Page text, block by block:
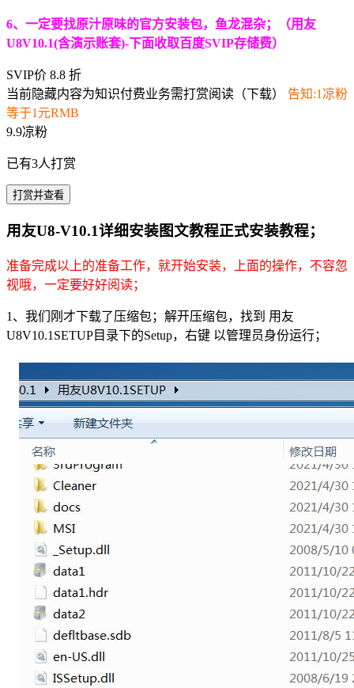
6、一定要找原汁原味的官方安装包，鱼龙混杂；（用友
U8V10.1(含演示账套)-下面收取百度SVIP存储费）
SVIP价 8.8 折
当前隐藏内容为知识付费业务需打赏阅读（下载） 告知:1凉粉
等于1元RMB
9.9凉粉
已有3人打赏
打赏并查看
用友U8-V10.1详细安装图文教程正式安装教程；
准备完成以上的准备工作，就开始安装，上面的操作，不容忽
视哦，一定要好好阅读；
1、我们刚才下载了压缩包；解开压缩包，找到 用友
U8V10.1SETUP目录下的Setup，右键 以管理员身份运行；